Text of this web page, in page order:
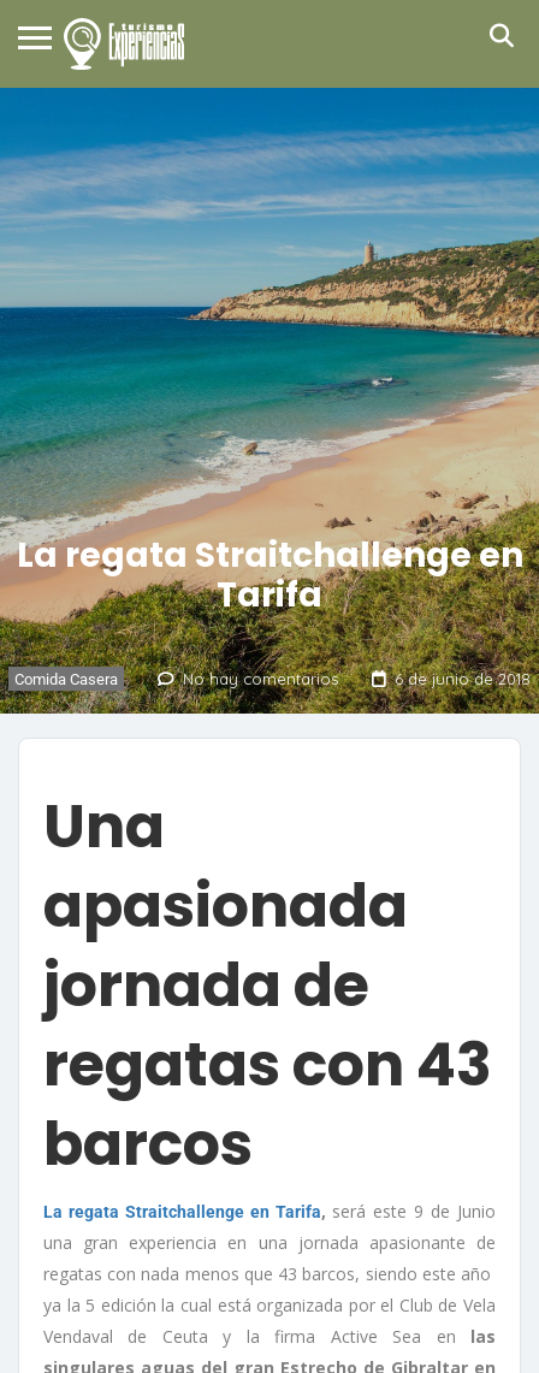
La regata Straitchallenge en
Tarifa
Comida Casera No hay comentarios 6 de junio de 2018
Una
apasionada
jornada de
regatas con 43
barcos
La regata Straitchallenge en Tarifa, será este 9 de Junio
una gran experiencia en una jornada apasionante de
regatas con nada menos que 43 barcos, siendo este año
ya la 5 edición la cual está organizada por el Club de Vela
Vendaval de Ceuta y la firma Active Sea en las
singulares aguas del gran Estrecho de Gibraltar en